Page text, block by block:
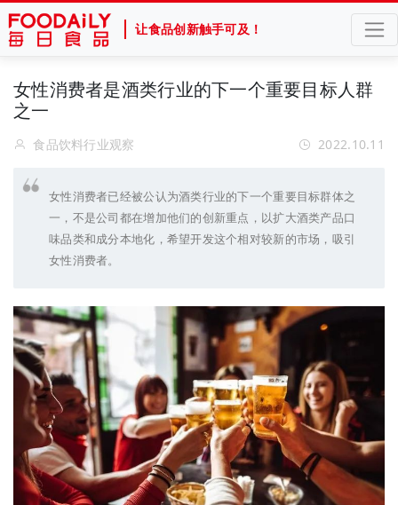
让食品创新触手可及！
女性消费者是酒类行业的下一个重要目标人群
之一
食品饮料行业观察 2022.10.11
女性消费者已经被公认为酒类行业的下一个重要目标群体之
一，不是公司都在增加他们的创新重点，以扩大酒类产品口
味品类和成分本地化，希望开发这个相对较新的市场，吸引
女性消费者。